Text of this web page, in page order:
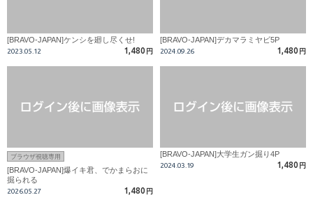
[BRAVO-JAPAN]ケンシを廻し尽くせ!
2023.05.12 1,480 円
[BRAVO-JAPAN]デカマラミヤビ5P
2024.09.26 1,480 円
ブラウザ視聴専用
[BRAVO-JAPAN]爆イキ君、でかまらおに
掘られる
2026.05.27 1,480 円
[BRAVO-JAPAN]大学生ガン掘り4P
2024.03.19 1,480 円